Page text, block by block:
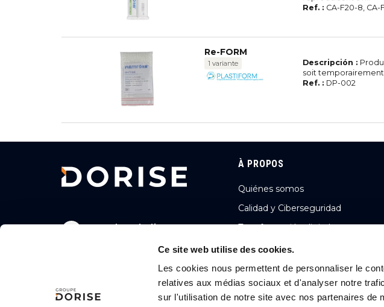
Ce site web utilise des cookies.
Les cookies nous permettent de personnaliser le
relatives aux médias sociaux et d'analyser notre
sur l'utilisation de notre site avec nos partenaires de
Ref. : CA-F20-8, CA-
Re-FORM
1 variante Descripción :
soit
Ref. : DP-002
2, rue des Gladiateurs
À PROPOS
Quiénes somos
Calidad y Ciberseguridad
Transformación digital
Ambición y cifras
Nuestras noticias
Nuestras carreras